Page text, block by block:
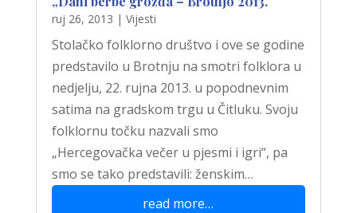
ruj 26, 2013 | Vijesti
Stolačko folklorno društvo i ove se godine
predstavilo u Brotnju na smotri folklora u
nedjelju, 22. rujna 2013. u popodnevnim
satima na gradskom trgu u Čitluku. Svoju
folklornu točku nazvali smo
„Hercegovačka večer u pjesmi i igri“, pa
smo se tako predstavili: ženskim…
read more…